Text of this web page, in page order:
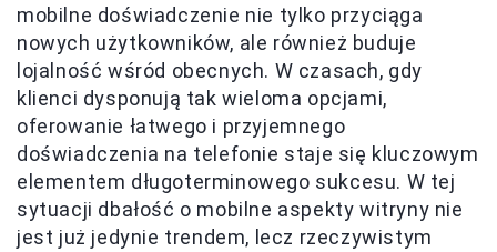
mobilne doświadczenie nie tylko przyciąga
nowych użytkowników, ale również buduje
lojalność wśród obecnych. W czasach, gdy
klienci dysponują tak wieloma opcjami,
oferowanie łatwego i przyjemnego
doświadczenia na telefonie staje się kluczowym
elementem długoterminowego sukcesu. W tej
sytuacji dbałość o mobilne aspekty witryny nie
jest już jedynie trendem, lecz rzeczywistym